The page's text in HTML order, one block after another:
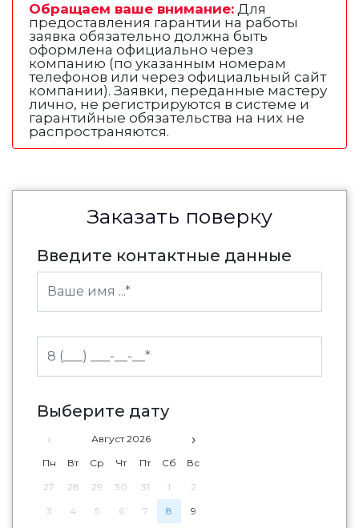
Обращаем ваше внимание: Для
предоставления гарантии на работы
заявка обязательно должна быть
оформлена официально через
компанию (по указанным номерам
телефонов или через официальный сайт
компании). Заявки, переданные мастеру
лично, не регистрируются в системе и
гарантийные обязательства на них не
распространяются.
Заказать поверку
Введите контактные данные
Выберите дату
‹ Август 2026 ›
Пн Вт Ср Чт Пт Сб
Вс
27
28 29 30 31 1
2
3
4 5 6 7 8
9